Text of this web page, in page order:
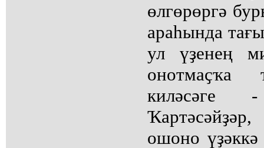
өлгөрөргә
араһында
ул үҙенең
онотмаҫҡа
киләсәге
ошоно